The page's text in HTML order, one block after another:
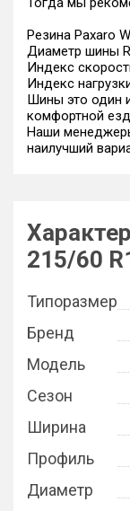
Резина Paxaro
Диаметр шины
Индекс
Индекс
Шины это один
комфортной
Наши
наилучший
215/60
Типоразмер
Бренд
Модель
Сезон
Ширина
Профиль
Диаметр